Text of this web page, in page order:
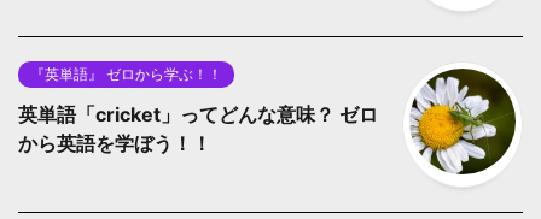
『英単語』 ゼロから学ぶ！！
英単語「cricket」ってどんな意味？ ゼロ
から英語を学ぼう！！